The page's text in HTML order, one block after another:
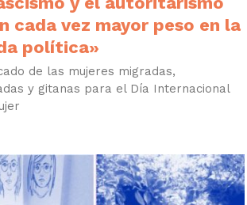
cada vez mayor peso en la
política»
de las mujeres migradas,
y gitanas para el Día Internacional